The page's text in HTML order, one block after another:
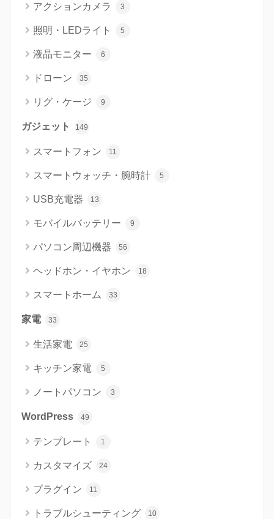
アクションカメラ 3
照明・LEDライト 5
液晶モニター 6
ドローン 35
リグ・ケージ 9
ガジェット 149
スマートフォン 11
スマートウォッチ・腕時計 5
USB充電器 13
モバイルバッテリー 9
パソコン周辺機器 56
ヘッドホン・イヤホン 18
スマートホーム 33
家電 33
生活家電 25
キッチン家電 5
ノートパソコン 3
WordPress 49
テンプレート 1
カスタマイズ 24
プラグイン 11
トラブルシューティング 10